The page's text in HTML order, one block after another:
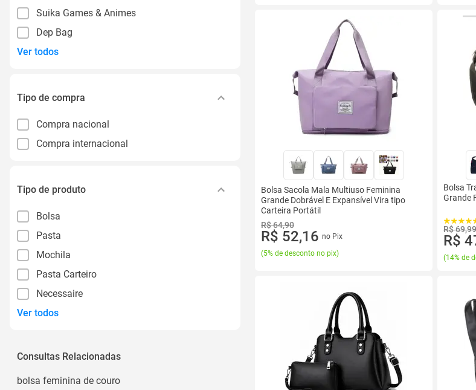
Suika Games & Animes
Dep Bag
Ver todos
Tipo de compra
Compra nacional
Compra internacional
Tipo de produto
Bolsa
Pasta
Mochila
Pasta Carteiro
Necessaire
Ver todos
Consultas Relacionadas
bolsa feminina de couro
Bolsa Sacola Mala Multiuso Feminina
Grande Dobrável E Expansível Vira tipo
Carteira Portátil
R$ 64,90
R$ 52,16 no Pix
(5% de desconto no pix)
Bolsa
Grande
R$ 69,99
R$
(14% de